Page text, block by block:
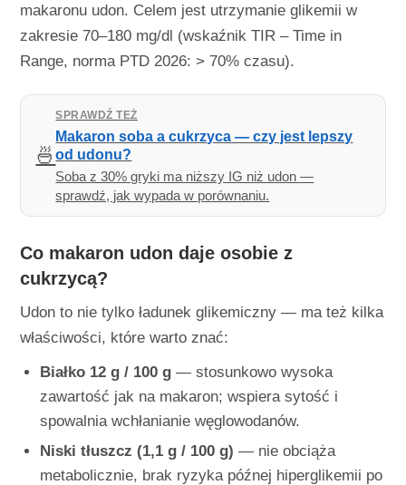
makaronu udon. Celem jest utrzymanie glikemii w
zakresie 70–180 mg/dl (wskaźnik TIR – Time in
Range, norma PTD 2026: > 70% czasu).
🍜
SPRAWDŹ TEŻ
Makaron soba a cukrzyca — czy jest lepszy
od udonu?
Soba z 30% gryki ma niższy IG niż udon —
sprawdź, jak wypada w porównaniu.
Co makaron udon daje osobie z
cukrzycą?
Udon to nie tylko ładunek glikemiczny — ma też kilka
właściwości, które warto znać:
Białko 12 g / 100 g — stosunkowo wysoka
zawartość jak na makaron; wspiera sytość i
spowalnia wchłanianie węglowodanów.
Niski tłuszcz (1,1 g / 100 g) — nie obciąża
metabolicznie, brak ryzyka późnej hiperglikemii po